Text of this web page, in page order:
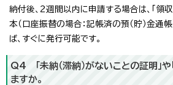
納付後、2週間以内に申請する場合は、「領
本（口座振替の場合：記帳済の預（貯）金通
ば、すぐに発行可能です。
Q4 「未納（滞納）がないことの証明」や
ますか。